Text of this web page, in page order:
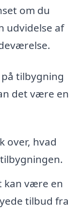
om du
udvidelse af
tilbygning
det være en
over, hvad
kan være en
tilbud fra